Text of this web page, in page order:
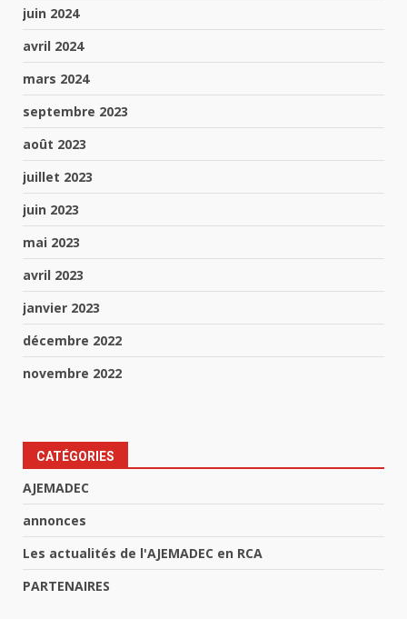
juin 2024
avril 2024
mars 2024
septembre 2023
août 2023
juillet 2023
juin 2023
mai 2023
avril 2023
janvier 2023
décembre 2022
novembre 2022
CATÉGORIES
AJEMADEC
annonces
Les actualités de l'AJEMADEC en RCA
PARTENAIRES